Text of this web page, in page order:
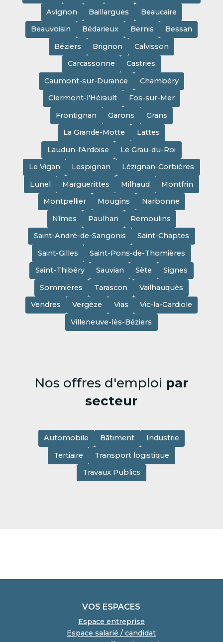
Avignon
Baillargues
Beaucaire
Beauvoisin
Bédarieux Bernis
Bessan
Béziers
Brignon
Calvisson
Carcassonne
Castries
Caumont-sur-Durance
Chambéry
Clermont-l'Hérault
Fos-sur-Mer
Frontignan
Garons
Grans
La Grande-Motte
Lattes
Laudun-l'Ardoise
Le Grau-du-Roi
Le Vigan
Lespignan
Lézignan-Corbières
Lunel
Marguerittes Milhaud
Montfrin
Montpellier
Mougins
Narbonne
Nîmes
Paulhan
Remoulins
Saint-André-de-Sangonis
Saint-Chaptes
Saint-Gilles
Saint-Pons-de-Thomières
Saint-Thibéry
Sauvian Sète
Signes
Sommières
Tarascon
Vailhauquès
Vendres
Vergèze Vias
Vic-la-Gardiole
Villeneuve-lès-Béziers
Nos offres d'emploi par
secteur
Automobile Bâtiment
Industrie
Tertiaire
Transport logistique
Travaux Publics
VOS ESPACES
Espace entreprise
Espace salarié / candidat